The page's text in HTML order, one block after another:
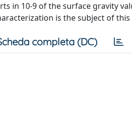
in 10-9 of the surface gravity
is the subject of this
completa (DC)